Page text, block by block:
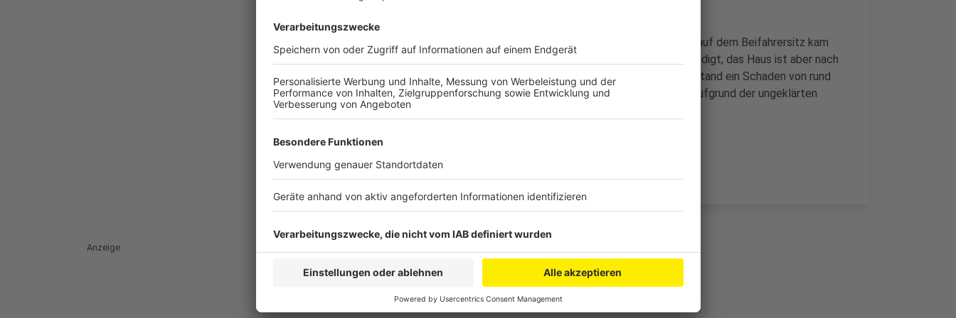
Der Fahrer und seine Tochter wurden leicht verletzt, die Ehefrau auf dem Beifahrersitz kam
schwer verletzt in eine Klinik. Die Hauswand wurde massiv beschädigt, das Haus ist aber nach
Aussage eines Statikers nicht einsturzgefährdet. Am Wagen entstand ein Schaden von rund
80.000 Euro, an der Hauswand beläuft er sich auf 100.000 Euro. Aufgrund der ungeklärten
Ursache wurde der Wagen sichergestellt.
Anzeige
Anzeige